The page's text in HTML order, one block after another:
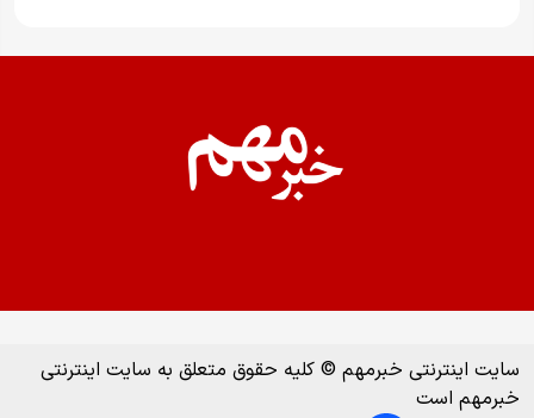
سایت اینترنتی خبرمهم © کلیه حقوق متعلق به سایت اینترنتی
خبرمهم است